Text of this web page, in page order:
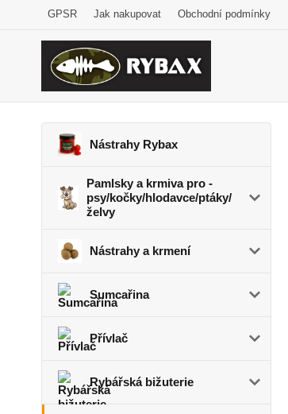
GPSR Jak nakupovat Obchodní podmínky
Nástrahy Rybax
Pamlsky a krmiva pro -
psy/kočky/hlodavce/ptáky/
želvy
Nástrahy a krmení
Sumcařina
Přívlač
Rybářská bižuterie